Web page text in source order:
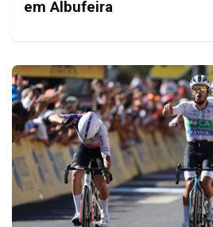
em Albufeira